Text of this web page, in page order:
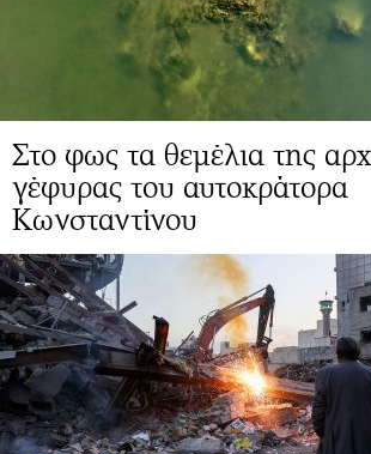
Στο φως τα θεμέλια της
γέφυρας του αυτοκράτορα
Κωνσταντίνου